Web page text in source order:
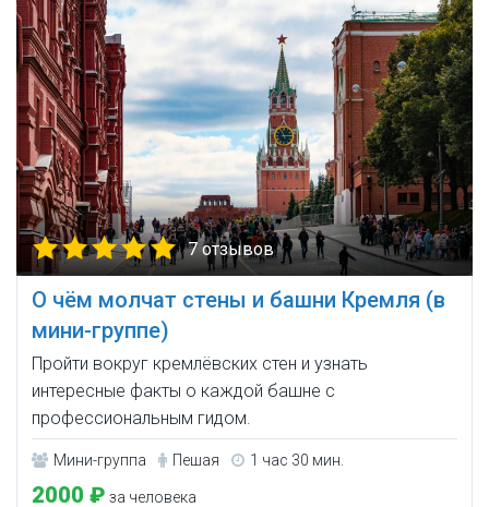
7 отзывов
О чём молчат стены и башни Кремля (в
мини-группе)
Пройти вокруг кремлёвских стен и узнать
интересные факты о каждой башне с
профессиональным гидом.
Мини-группа Пешая 1 час 30 мин.
2000 ₽ за человека